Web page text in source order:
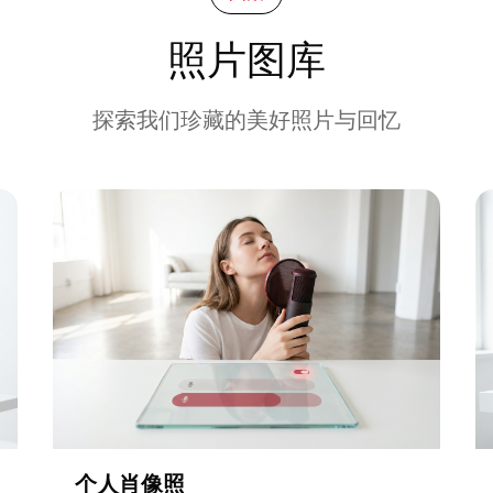
照片图库
探索我们珍藏的美好照片与回忆
个人肖像照